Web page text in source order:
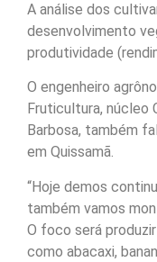
A análise dos
desenvolvimento
produtividade
O engenheiro
Fruticultura, núcleo
Barbosa, também
em Quissamã.
“Hoje demos
também vamos
O foco será
como abacaxi,